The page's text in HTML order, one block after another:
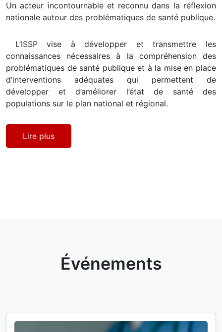
Un acteur incontournable et reconnu dans la réflexion
nationale autour des problématiques de santé publique.
L’ISSP vise à développer et transmettre les
connaissances nécessaires à la compréhension des
problématiques de santé publique et à la mise en place
d’interventions adéquates qui permettent de
développer et d’améliorer l’état de santé des
populations sur le plan national et régional.
Lire plus
Événements